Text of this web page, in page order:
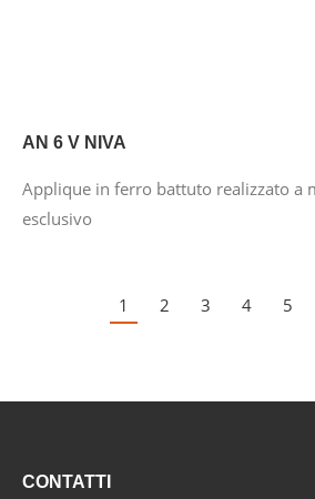
AN 6 V NIVA
Applique in ferro battuto realizzato a
esclusivo
1 2 3 4 5
CONTATTI